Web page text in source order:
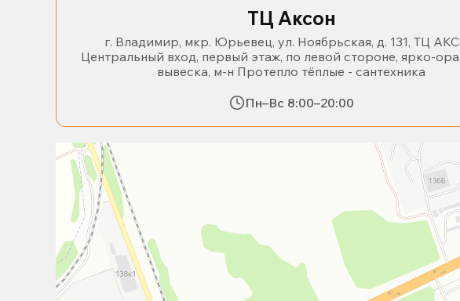
ТЦ Аксон
г. Владимир, мкр. Юрьевец, ул. Ноябрьская, д. 131, ТЦ
Центральный вход, первый этаж, по левой стороне, ярко-
вывеска, м-н Протепло тёплые - сантехника
Пн–Вс 8:00–20:00